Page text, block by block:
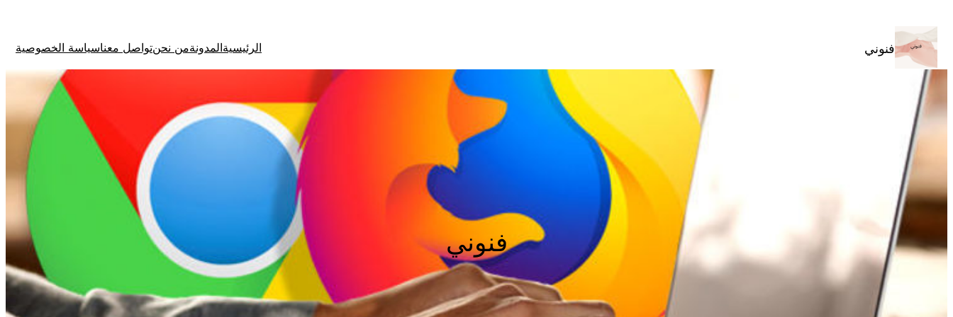
المحتوى
فنوني الرئيسية المدونةمن نحنتواصل معناسياسة الخصوصية
فنوني